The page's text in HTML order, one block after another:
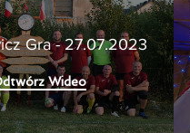
Gra - 27.07.2023
Wideo